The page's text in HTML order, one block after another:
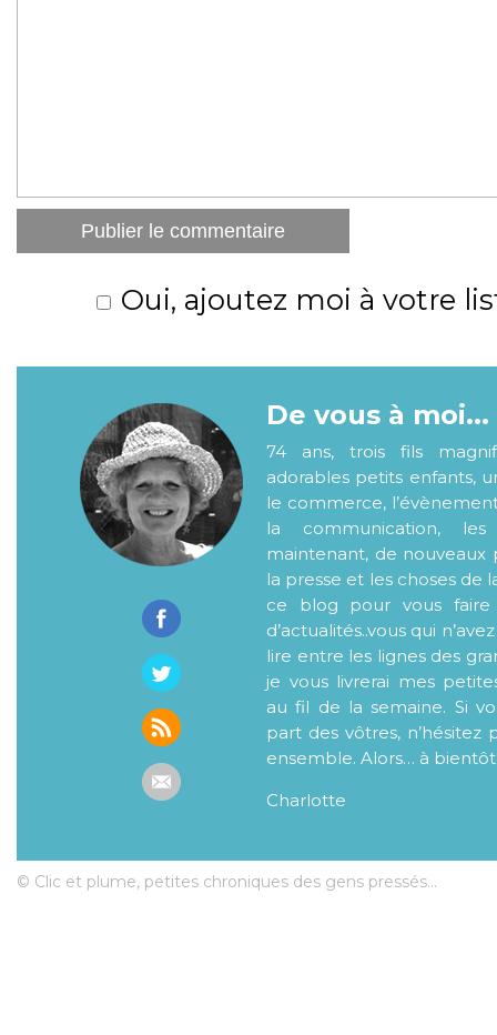
Oui, ajoutez moi à votre
De vous à moi...
74 ans, trois fils
adorables petits enfants,
le commerce,
la communication,
maintenant, de nouveaux
la presse et les choses de
ce blog pour vous faire
d’actualités..vous qui
lire entre les lignes des
je vous livrerai mes
au fil de la semaine. Si
part des vôtres, n’hésitez
ensemble. Alors… à bientôt
Charlotte
© Clic et plume, petites chroniques des gens pressés...